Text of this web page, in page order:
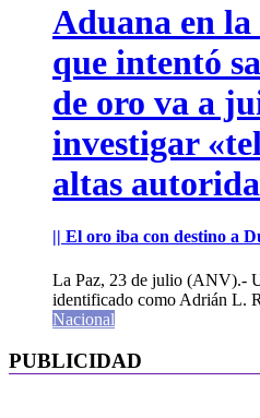
Aduana en
que intentó
de oro va a
investigar
altas
|| El oro iba con destino a
La Paz, 23 de julio (ANV).-
identificado como Adrián L.
Nacional
PUBLICIDAD